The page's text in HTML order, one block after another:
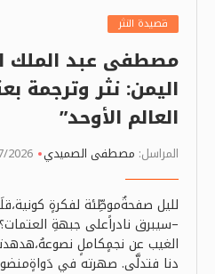
قصيدة النثر
مصطفى عبد الملك
اليمن: نثر وترجمة
العالم الأوحد”
المراسل: مصطفى الصميدي 2026
لليل صفحةٌموطِّئة لفكرةٍ
–سيبرق نادراًعلى جبهةِ
الغيب عن نجمٍكاملٍ
دنا فتدلَّى. صهرته في